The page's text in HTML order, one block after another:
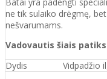
ne tik sulaiko drėgmę,
nešvarumams.
Vadovautis šiais
Dydis
Vidpadžio